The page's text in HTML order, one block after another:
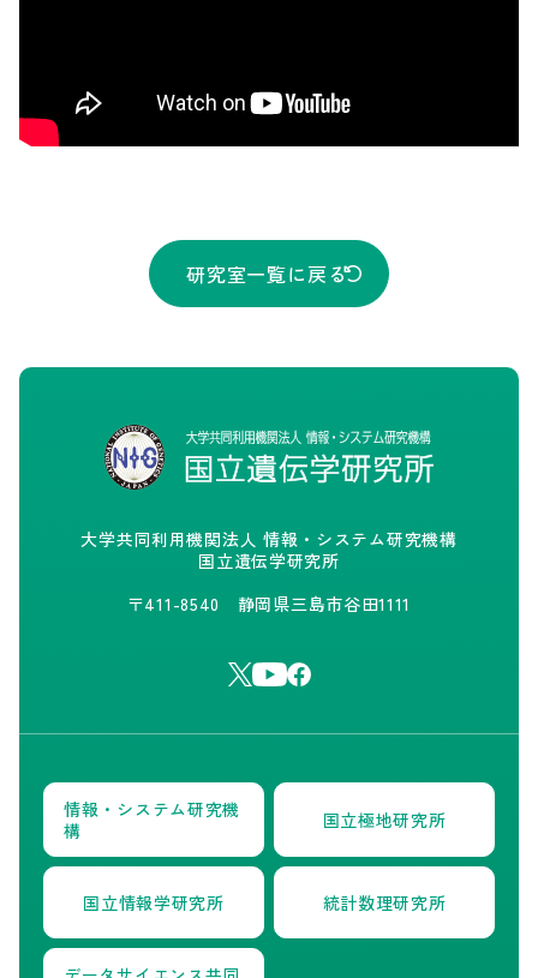
研究室一覧に戻る
大学共同利用機関法人 情報・システム研究機構
国立遺伝学研究所
〒411-8540 静岡県三島市谷田1111
情報・システム研究機
構
国立極地研究所
国立情報学研究所 統計数理研究所